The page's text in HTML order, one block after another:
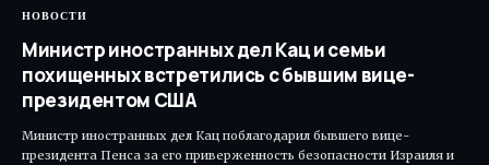
НОВОСТИ
Министр иностранных дел Кац и семьи
похищенных встретились с бывшим вице-
президентом США
Министр иностранных дел Кац поблагодарил бывшего вице-
президента Пенса за его приверженность безопасности Израиля и